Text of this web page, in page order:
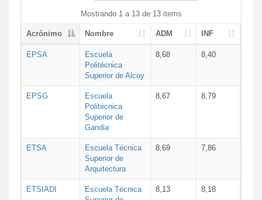
Mostrando 1 a 13 de 13 items
Acrónimo Nombre ADM INF
EPSA
Escuela
Politécnica
Superior de Alcoy
8,68 8,40
EPSG
Escuela
Politécnica
Superior de
Gandia
8,67 8,79
ETSA
Escuela Técnica
Superior de
Arquitectura
8,69 7,86
ETSIADI
Escuela Técnica
8,13 8,18